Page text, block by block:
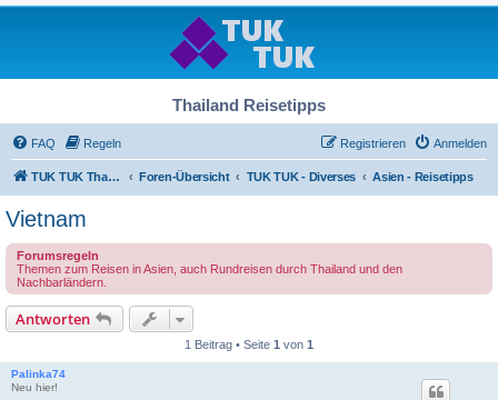
Thailand Reisetipps
FAQ Regeln Anmelden
Registrieren
TUK TUK Thailand Reisetipps Foren-Übersicht TUK TUK - Diverses Asien - Reisetipps
Vietnam
Forumsregeln
Themen zum Reisen in Asien, auch Rundreisen durch Thailand und den
Nachbarländern.
Antworten
1 Beitrag • Seite 1 von 1
Palinka74
Neu hier!